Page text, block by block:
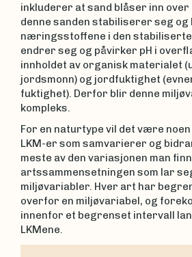
inkluderer at sand blåser inn over
denne sanden stabiliserer seg og
næringsstoffene i den
endrer seg og påvirker pH i
innholdet av organisk materialet
jordsmonn) og jordfuktighet
fuktighet). Derfor blir denne
kompleks.
For en naturtype vil det være noen
LKM-er som samvarierer og
meste av den variasjonen man
artssammensetningen som lar
miljøvariabler. Hver art har
overfor en miljøvariabel, og
innenfor et begrenset intervall
LKMene.